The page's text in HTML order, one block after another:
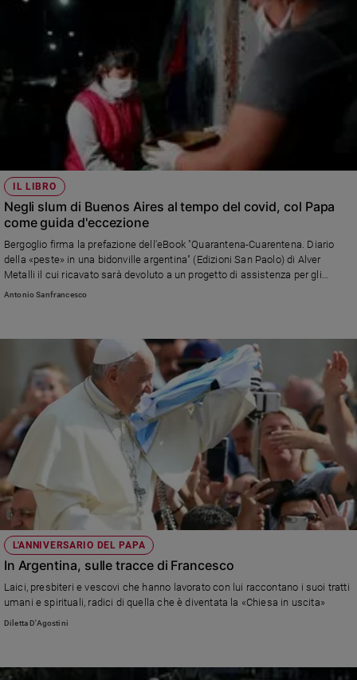
IL LIBRO
Negli slum di Buenos Aires al tempo del covid, col Papa
come guida d'eccezione
Bergoglio firma la prefazione dell'eBook "Quarantena-Cuarentena. Diario
della «peste» in una bidonville argentina" (Edizioni San Paolo) di Alver
Metalli il cui ricavato sarà devoluto a un progetto di assistenza per gli
anziani: «Questo Diario», scrive, «ci fa vedere anche l'umanità bella di tanta
Antonio Sanfrancesco
L'ANNIVERSARIO DEL PAPA
In Argentina, sulle tracce di Francesco
Laici, presbiteri e vescovi che hanno lavorato con lui raccontano i suoi tratti
umani e spirituali, radici di quella che è diventata la «Chiesa in uscita»
Diletta D'Agostini